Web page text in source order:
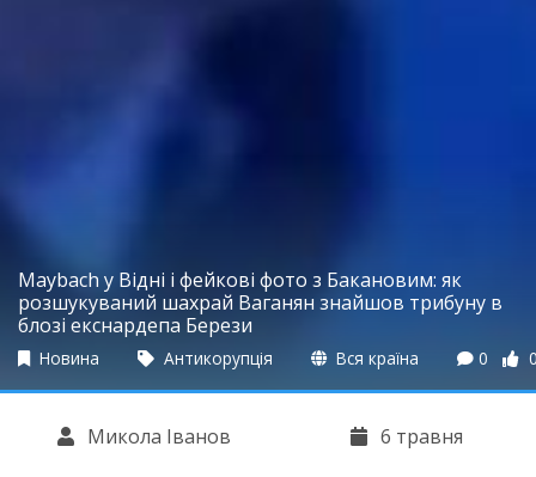
Maybach у Відні і фейкові фото з Бакановим: як
розшукуваний шахрай Ваганян знайшов трибуну в
блозі екснардепа Берези
Новина Антикорупція Вся країна 0
Микола Іванов 6 травня